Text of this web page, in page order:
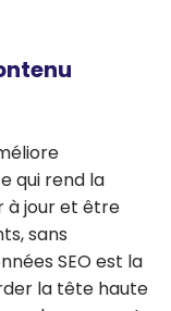
qui rend la
à jour et être
sans
SEO est la
la tête haute